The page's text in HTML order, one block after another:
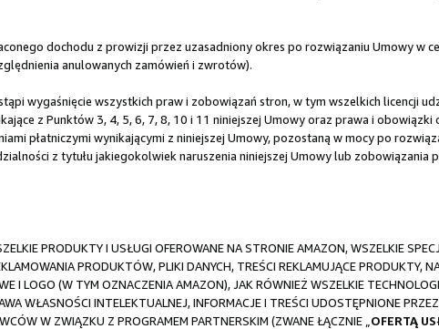
dochodu z prowizji przez uzasadniony okres po rozwiązaniu Umowy w
anulowanych zamówień i zwrotów).
wygaśnięcie wszystkich praw i zobowiązań stron, w tym wszelkich licencji
z Punktów 3, 4, 5, 6, 7, 8, 10 i 11 niniejszej Umowy oraz prawa i obowiązki
płatniczymi wynikającymi z niniejszej Umowy, pozostaną w mocy po
z tytułu jakiegokolwiek naruszenia niniejszej Umowy lub zobowiązania
PRODUKTY I USŁUGI OFEROWANE NA STRONIE AMAZON, WSZELKIE
PRODUKTÓW, PLIKI DANYCH, TREŚCI REKLAMUJĄCE PRODUKTY,
I LOGO (W TYM OZNACZENIA AMAZON), JAK RÓWNIEŻ WSZELKIE
WŁASNOŚCI INTELEKTUALNEJ, INFORMACJE I TREŚCI UDOSTĘPNIONE
W ZWIĄZKU Z PROGRAMEM PARTNERSKIM (ZWANE ŁĄCZNIE „ OFERTĄ